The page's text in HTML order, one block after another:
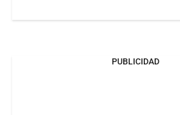
PUBLICIDAD